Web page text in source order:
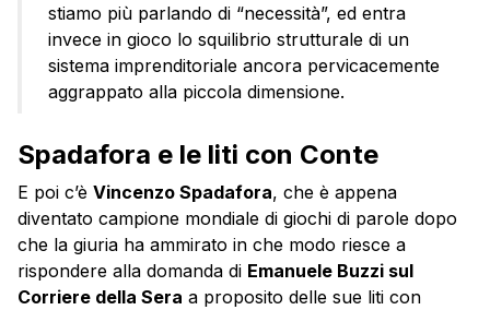
stiamo più parlando di “necessità”, ed entra
invece in gioco lo squilibrio strutturale di un
sistema imprenditoriale ancora pervicacemente
aggrappato alla piccola dimensione.
Spadafora e le liti con Conte
E poi c’è Vincenzo Spadafora, che è appena
diventato campione mondiale di giochi di parole dopo
che la giuria ha ammirato in che modo riesce a
rispondere alla domanda di Emanuele Buzzi sul
Corriere della Sera a proposito delle sue liti con